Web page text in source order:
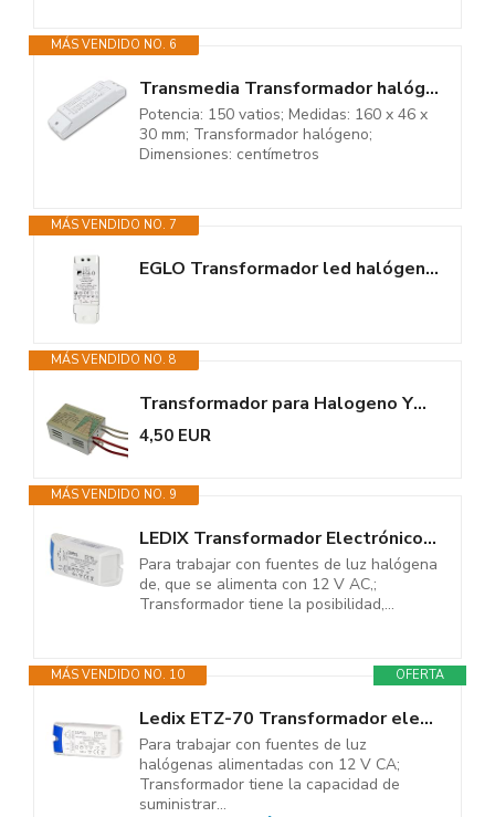
MÁS VENDIDO NO. 6
Transmedia Transformador halógeno ET-150 230/12V/50-150 W, protección...
Potencia: 150 vatios; Medidas: 160 x 46 x
30 mm; Transformador halógeno;
Dimensiones: centímetros
MÁS VENDIDO NO. 7
EGLO Transformador led halógeno, transformador para led: 0-40 vatios,...
MÁS VENDIDO NO. 8
Transformador para Halogeno YW-888 INPUT 220V AC OUPUT 12V AC
4,50 EUR
MÁS VENDIDO NO. 9
LEDIX Transformador Electrónico 12 V 105 W, 1 Pieza, ETZ de 105
Para trabajar con fuentes de luz halógena
de, que se alimenta con 12 V AC,;
Transformador tiene la posibilidad,...
OFERTA
MÁS VENDIDO NO. 10
Ledix ETZ-70 Transformador electrónico 12 V 70 W
Para trabajar con fuentes de luz
halógenas alimentadas con 12 V CA;
Transformador tiene la capacidad de
suministrar...